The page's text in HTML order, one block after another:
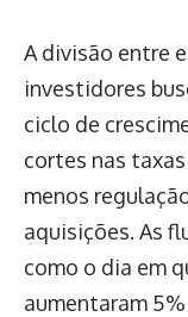
A divisão entre
investidores
ciclo de
cortes nas
menos
aquisições. As
como o dia em
aumentaram